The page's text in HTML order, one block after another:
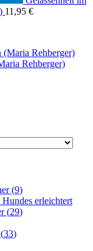
11,95 €
Rehberger)
(9)
erleichtert
(29)
(33)